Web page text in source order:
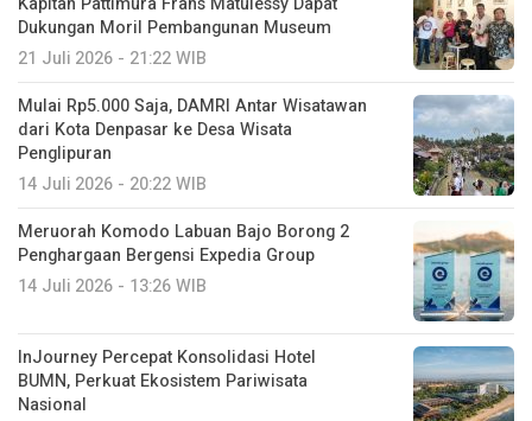
Dukungan Moril Pembangunan Museum
21 Juli 2026 - 21:22 WIB
Mulai Rp5.000 Saja, DAMRI Antar Wisatawan
dari Kota Denpasar ke Desa Wisata
Penglipuran
14 Juli 2026 - 20:22 WIB
Meruorah Komodo Labuan Bajo Borong 2
Penghargaan Bergensi Expedia Group
14 Juli 2026 - 13:26 WIB
InJourney Percepat Konsolidasi Hotel
BUMN, Perkuat Ekosistem Pariwisata
Nasional